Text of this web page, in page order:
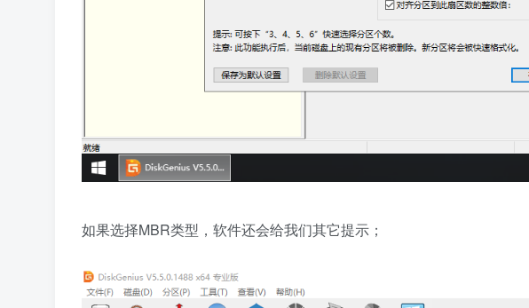
如果选择MBR类型，软件还会给我们其它提示；